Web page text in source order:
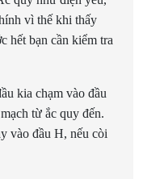
vì thế khi thấy
hết bạn cần kiểm tra
kia chạm vào đầu
từ ắc quy đến.
vào đầu H, nếu còi